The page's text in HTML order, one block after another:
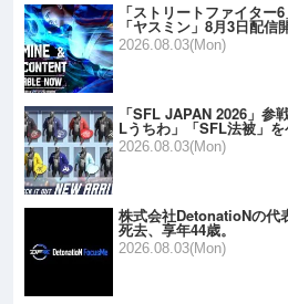
「ストリートファイター
「ヤスミン」8月3日配
2026.08.03(Mon)
「SFL JAPAN 2026」参
Lうちわ」「SFL法被」
2026.08.03(Mon)
株式会社DetonatioNの代
死去、享年44歳。
2026.08.03(Mon)